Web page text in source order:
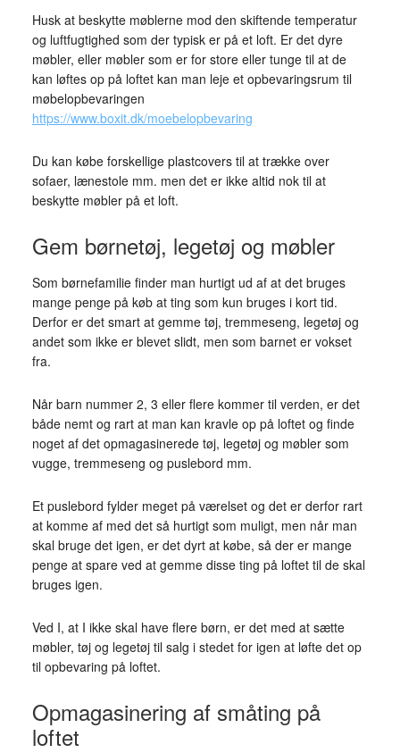
Husk at beskytte møblerne mod den skiftende temperatur
og luftfugtighed som der typisk er på et loft. Er det dyre
møbler, eller møbler som er for store eller tunge til at de
kan løftes op på loftet kan man leje et opbevaringsrum til
møbelopbevaringen
https://www.boxit.dk/moebelopbevaring
Du kan købe forskellige plastcovers til at trække over
sofaer, lænestole mm. men det er ikke altid nok til at
beskytte møbler på et loft.
Gem børnetøj, legetøj og møbler
Som børnefamilie finder man hurtigt ud af at det bruges
mange penge på køb at ting som kun bruges i kort tid.
Derfor er det smart at gemme tøj, tremmeseng, legetøj og
andet som ikke er blevet slidt, men som barnet er vokset
fra.
Når barn nummer 2, 3 eller flere kommer til verden, er det
både nemt og rart at man kan kravle op på loftet og finde
noget af det opmagasinerede tøj, legetøj og møbler som
vugge, tremmeseng og puslebord mm.
Et puslebord fylder meget på værelset og det er derfor rart
at komme af med det så hurtigt som muligt, men når man
skal bruge det igen, er det dyrt at købe, så der er mange
penge at spare ved at gemme disse ting på loftet til de skal
bruges igen.
Ved I, at I ikke skal have flere børn, er det med at sætte
møbler, tøj og legetøj til salg i stedet for igen at løfte det op
til opbevaring på loftet.
Opmagasinering af småting på
loftet